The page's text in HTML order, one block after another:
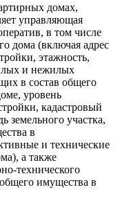
домах,
управляющая
в том числе
дома (включая адрес
этажность,
и нежилых
в состав общего
уровень
кадастровый
земельного участка,
в
и технические
а также
технического
имущества в